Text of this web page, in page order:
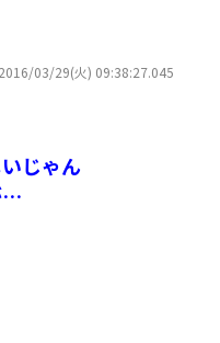
2016/03/29(火) 09:38:27.045
じゃん
…